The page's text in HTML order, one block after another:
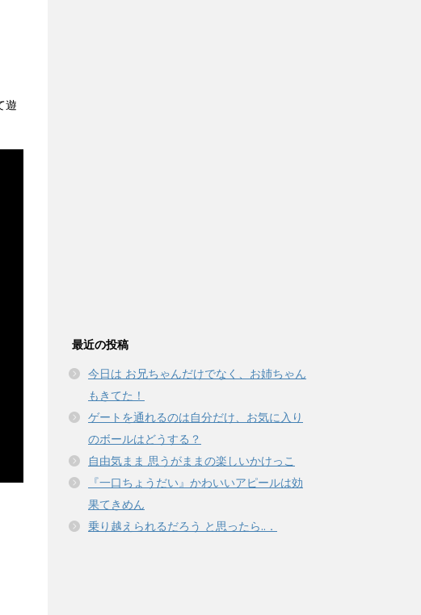
遊
最近の投稿
今日は お兄ちゃんだけでなく、お姉ちゃん
もきてた！
ゲートを通れるのは自分だけ、お気に入り
のボールはどうする？
自由気まま 思うがままの楽しいかけっこ
『一口ちょうだい』かわいいアピールは効
果てきめん
乗り越えられるだろう と思ったら..．